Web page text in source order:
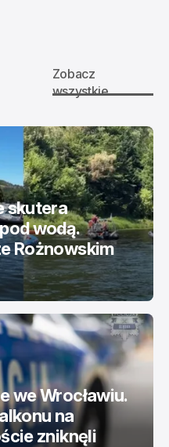
Zobacz
wszystkie
skutera
wodą.
Rożnowskim
we Wrocławiu.
na
zniknęli